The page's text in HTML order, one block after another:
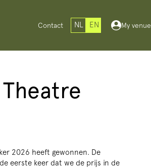
Contact NL EN My venue
2026 heeft gewonnen. De
eerste keer dat we de prijs in de